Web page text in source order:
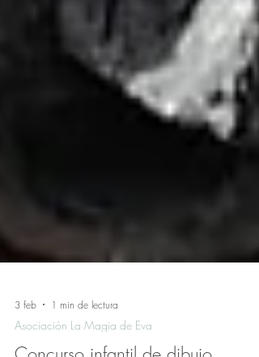
3 feb 1 min de lectura